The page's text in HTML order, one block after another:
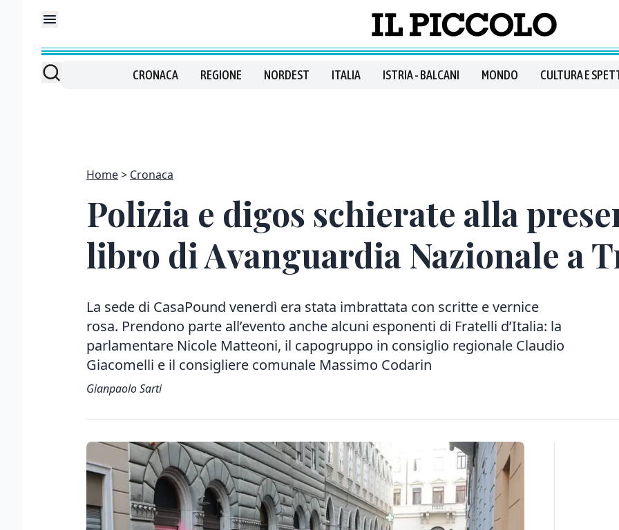
CRONACA REGIONE NORDEST ITALIA ISTRIA - BALCANI MONDO CULTURA E
Home Cronaca
Polizia e digos schierate alla
libro di Avanguardia Nazionale a
La sede di CasaPound venerdì era stata imbrattata con scritte e vernice
rosa. Prendono parte all’evento anche alcuni esponenti di Fratelli d’Italia: la
parlamentare Nicole Matteoni, il capogruppo in consiglio regionale Claudio
Giacomelli e il consigliere comunale Massimo Codarin
Gianpaolo Sarti